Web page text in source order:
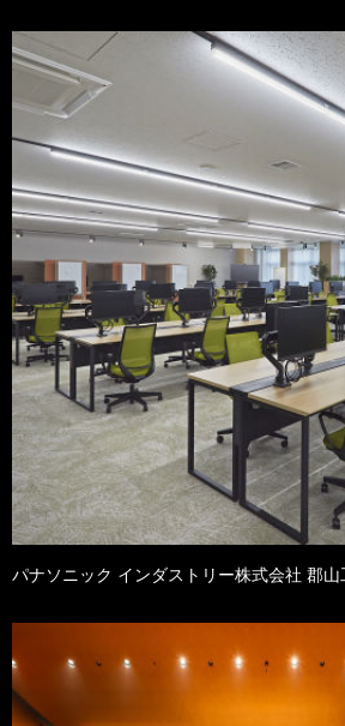
パナソニック インダストリー株式会社 郡